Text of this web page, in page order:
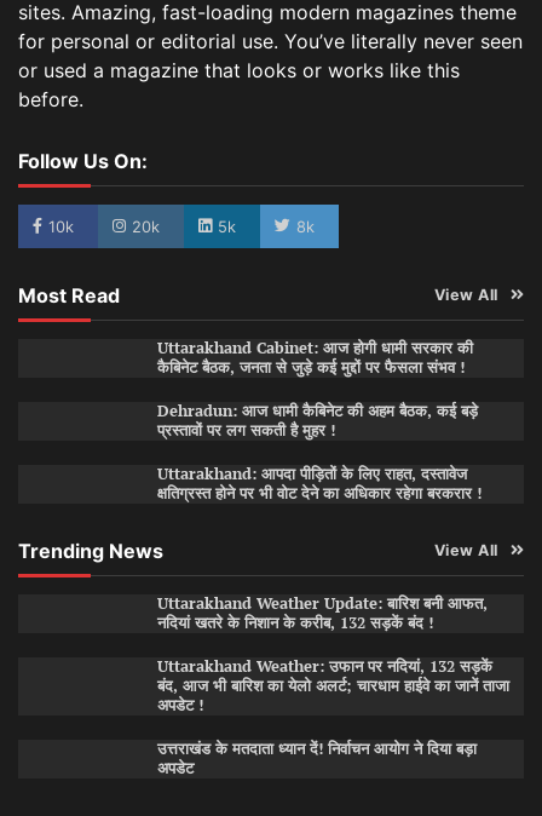
sites. Amazing, fast-loading modern magazines theme
for personal or editorial use. You’ve literally never seen
or used a magazine that looks or works like this
before.
Follow Us On:
10k 20k 5k 8k
Most Read View All
Uttarakhand Cabinet: आज होगी धामी सरकार की
कैबिनेट बैठक, जनता से जुड़े कई मुद्दों पर फैसला संभव !
Dehradun: आज धामी कैबिनेट की अहम बैठक, कई बड़े
प्रस्तावों पर लग सकती है मुहर !
Uttarakhand: आपदा पीड़ितों के लिए राहत, दस्तावेज
क्षतिग्रस्त होने पर भी वोट देने का अधिकार रहेगा बरकरार !
Trending News View All
Uttarakhand Weather Update: बारिश बनी आफत,
नदियां खतरे के निशान के करीब, 132 सड़कें बंद !
Uttarakhand Weather: उफान पर नदियां, 132 सड़कें
बंद, आज भी बारिश का येलो अलर्ट; चारधाम हाईवे का जानें ताजा
अपडेट !
उत्तराखंड के मतदाता ध्यान दें! निर्वाचन आयोग ने दिया बड़ा
अपडेट